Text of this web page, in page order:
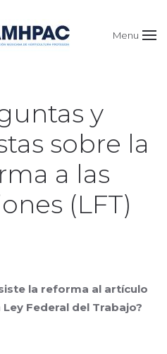
Menu
y
sobre la
a las
(LFT)
la reforma al artículo
Ley Federal del Trabajo?